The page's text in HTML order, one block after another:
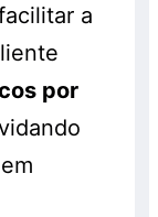
a
por